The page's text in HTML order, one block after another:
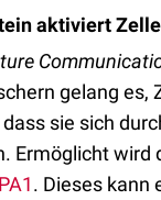
aktiviert
gelang es,
sie sich
Ermöglicht wird
. Dieses kann